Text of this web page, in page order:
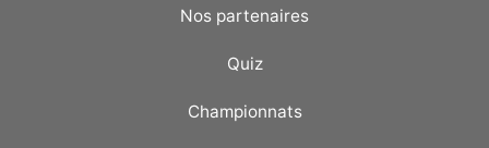
Nos partenaires
Quiz
Championnats